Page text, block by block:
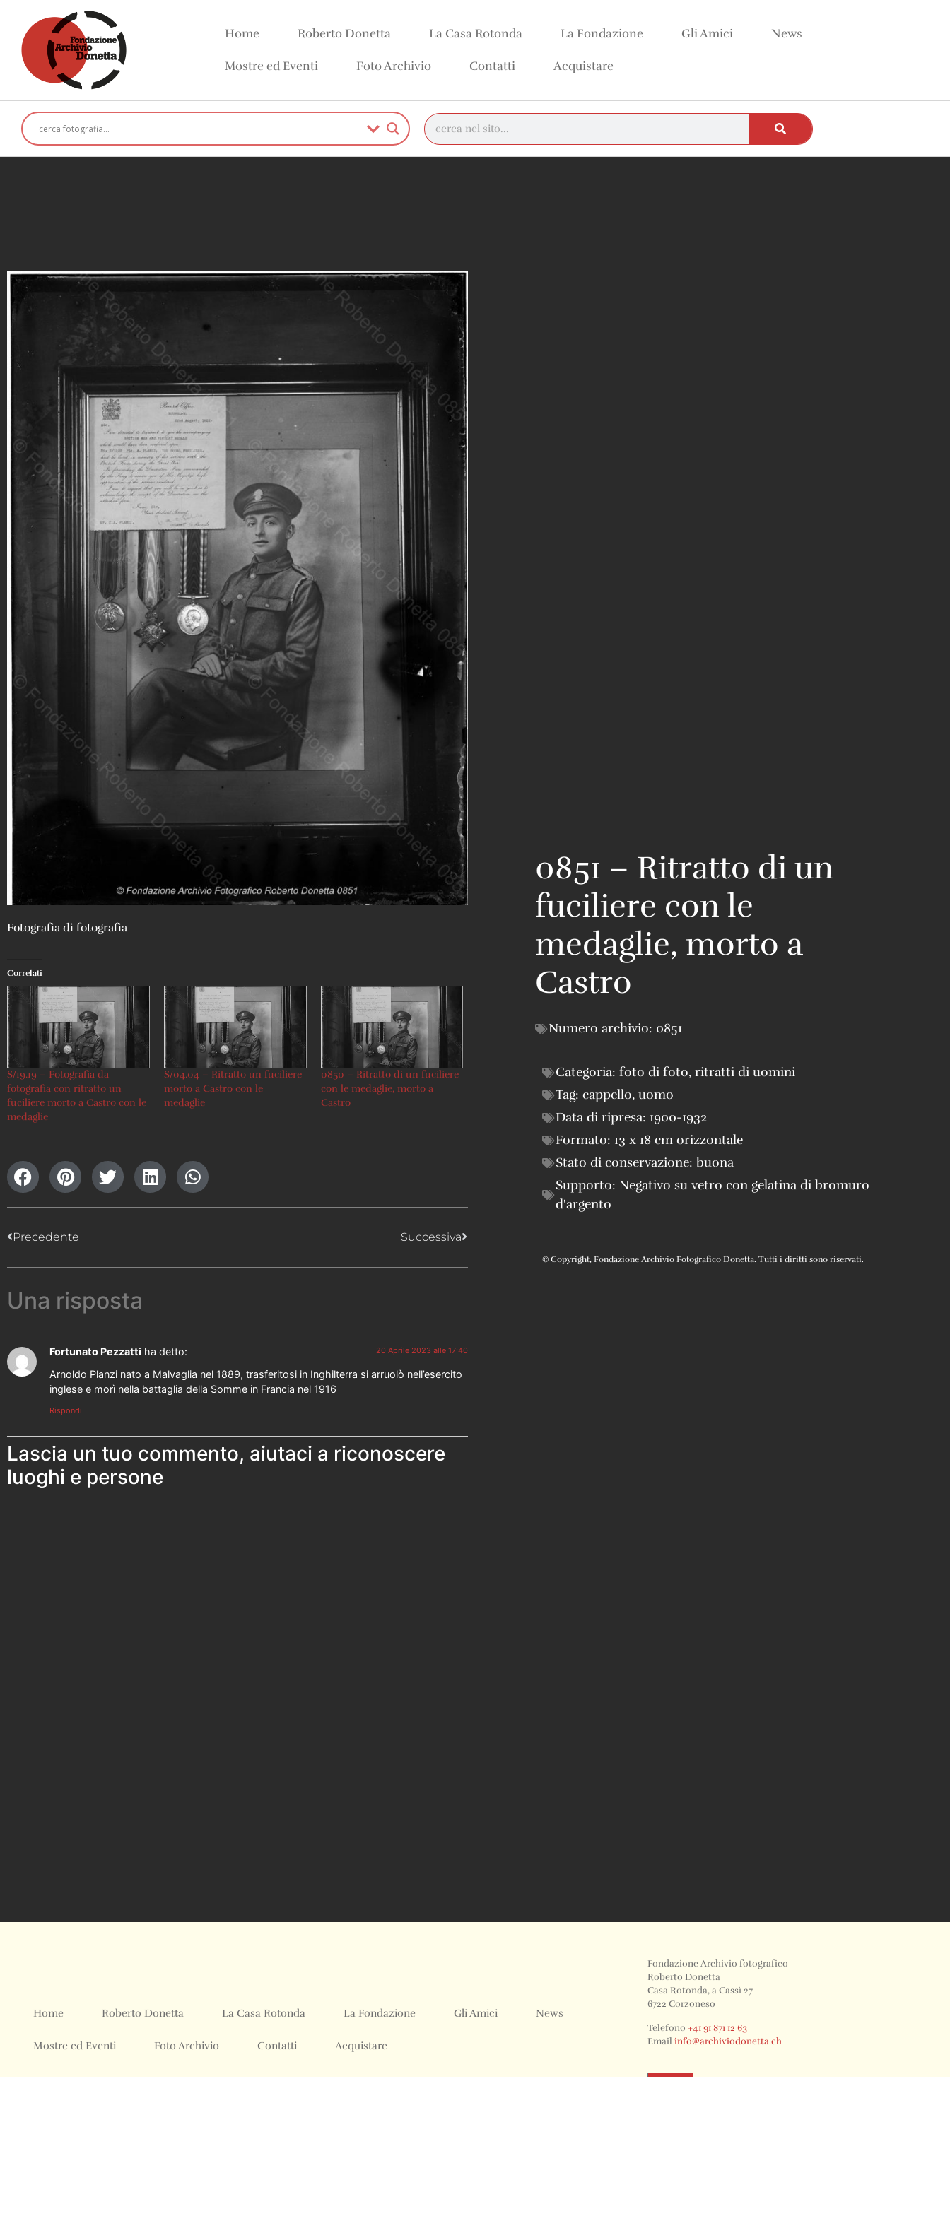
Home Roberto Donetta La Casa Rotonda La Fondazione Gli Amici News
Mostre ed Eventi Foto Archivio Contatti Acquistare
Fotografia di fotografia
Correlati
S/19.19 – Fotografia da
fotografia con ritratto un
fuciliere morto a Castro con le
medaglie
S/04.04 – Ritratto un fuciliere
morto a Castro con le
medaglie
0850 – Ritratto di un fuciliere
con le medaglie, morto a
Castro
Precedente Successiva
Una risposta
Fortunato Pezzatti ha detto: 20 Aprile 2023 alle 17:40
Arnoldo Planzi nato a Malvaglia nel 1889, trasferitosi in Inghilterra si arruolò nell’esercito
inglese e morì nella battaglia della Somme in Francia nel 1916
Rispondi
Lascia un tuo commento, aiutaci a riconoscere
luoghi e persone
0851 – Ritratto di un
fuciliere con le
medaglie, morto a
Castro
Numero archivio: 0851
Categoria: foto di foto, ritratti di uomini
Tag: cappello, uomo
Data di ripresa: 1900-1932
Formato: 13 x 18 cm orizzontale
Stato di conservazione: buona
Supporto: Negativo su vetro con gelatina di bromuro
d'argento
© Copyright, Fondazione Archivio Fotografico Donetta. Tutti i diritti sono riservati.
Home Roberto Donetta La Casa Rotonda La Fondazione Gli Amici News
Mostre ed Eventi Foto Archivio Contatti Acquistare
Fondazione Archivio fotografico
Roberto Donetta
Casa Rotonda, a Cassì 27
6722 Corzoneso
Telefono +41 91 871 12 63
Email info@archiviodonetta.ch